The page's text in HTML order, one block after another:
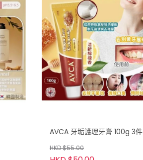
AVCA 牙垢護理牙膏 100g 3件
HKD $55.00